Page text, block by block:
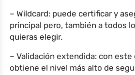
– Wildcard: puede certificar y
principal pero, también a todos
quieras elegir.
– Validación extendida: con
obtiene el nivel más alto de